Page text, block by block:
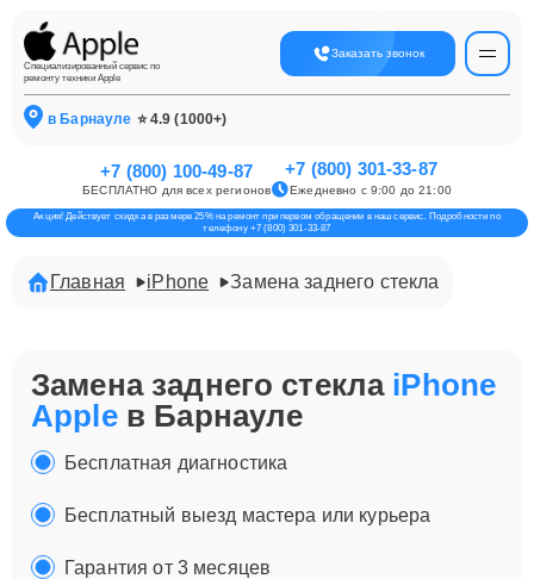
Специализированный сервис по
ремонту техники Apple
Заказать звонок
в Барнауле ⭐ 4.9 (1000+)
+7 (800) 100-49-87
БЕСПЛАТНО для всех регионов
+7 (800) 301-33-87
Ежедневно с 9:00 до 21:00
Акция! Действует скидка в размере 25% на ремонт при первом обращении в наш сервис. Подробности по
телефону +7 (800) 301-33-87
Главная iPhone Замена заднего стекла
Замена заднего стекла iPhone
Appleв Барнауле
Бесплатная диагностика
Бесплатный выезд мастера или курьера
Гарантия от 3 месяцев